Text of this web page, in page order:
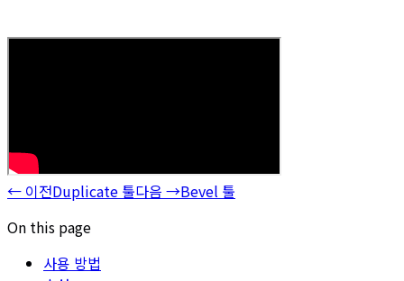
← 이전Duplicate 툴다음 →Bevel 툴
On this page
사용 방법